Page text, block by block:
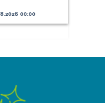
00:00